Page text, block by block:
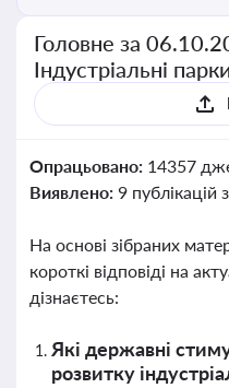
Головне за
Індустріальні
Опрацьовано: 14357
Виявлено: 9 публікацій
На основі зібраних
короткі відповіді на
дізнаєтесь:
Які державні
розвитку